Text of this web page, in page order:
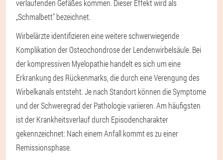
verlaufenden Gefäßes kommen. Dieser Effekt wird als
„Schmalbett" bezeichnet.
Wirbelärzte identifizieren eine weitere schwerwiegende
Komplikation der Osteochondrose der Lendenwirbelsäule. Bei
der kompressiven Myelopathie handelt es sich um eine
Erkrankung des Rückenmarks, die durch eine Verengung des
Wirbelkanals entsteht. Je nach Standort können die Symptome
und der Schweregrad der Pathologie variieren. Am häufigsten
ist der Krankheitsverlauf durch Episodencharakter
gekennzeichnet: Nach einem Anfall kommt es zu einer
Remissionsphase.